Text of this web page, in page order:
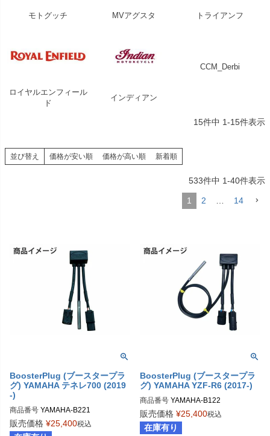
モトグッチ MVアグスタ トライアンフ
ロイヤルエンフィール
ド
インディアン
CCM_Derbi
15件中 1-15件表示
並び替え 価格が安い順 価格が高い順 新着順
533件中 1-40件表示
1 2 14
BoosterPlug (ブースタープラ
グ) YAMAHA テネレ700 (2019
-)
商品番号 YAMAHA-B221
BSP-TYPE-I
販売価格 ¥25,400税込
BoosterPlug (ブースタープラ
グ) YAMAHA YZF-R6 (2017-)
商品番号 YAMAHA-B122
BSP-TYPE-D
販売価格 ¥25,400税込
在庫有り